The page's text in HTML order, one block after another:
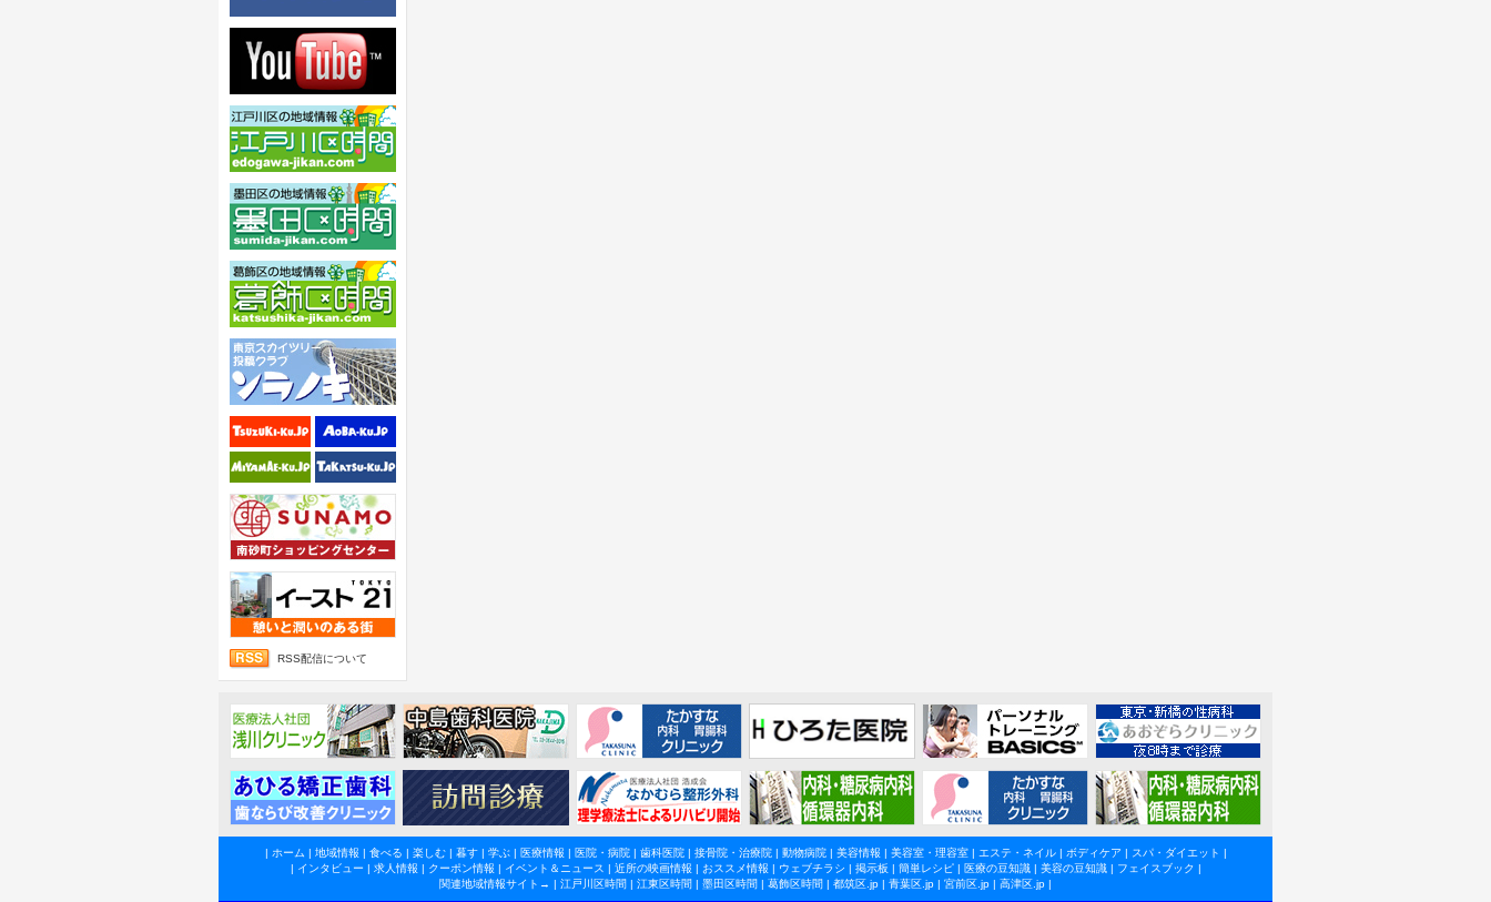
RSS配信について
| ホーム | 地域情報 | 食べる | 楽しむ| 暮す| 学ぶ| 医療情報 | 医院・病院| 歯科医院| 接骨院・治療院| 動物病院| 美容情報 | 美容室・理容室| エステ・ネイル| ボディケア | スパ・ダイエット |
| インタビュー | 求人情報 | クーポン情報 | イベント＆ニュース | 近所の映画情報 | おススメ情報 | ウェブチラシ | 掲示板 | 簡単レシピ| 医療の豆知識| 美容の豆知識| フェイスブック |
関連地域情報サイト→ | 江戸川区時間 | 江東区時間 | 墨田区時間 | 葛飾区時間 | 都筑区.jp | 青葉区.jp | 宮前区.jp | 高津区.jp |